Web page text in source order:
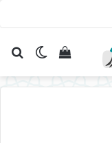
الزهرا (س)
تغییرمشاهده